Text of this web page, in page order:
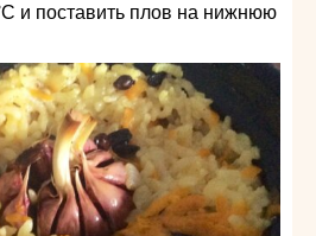
и поставить плов на нижнюю